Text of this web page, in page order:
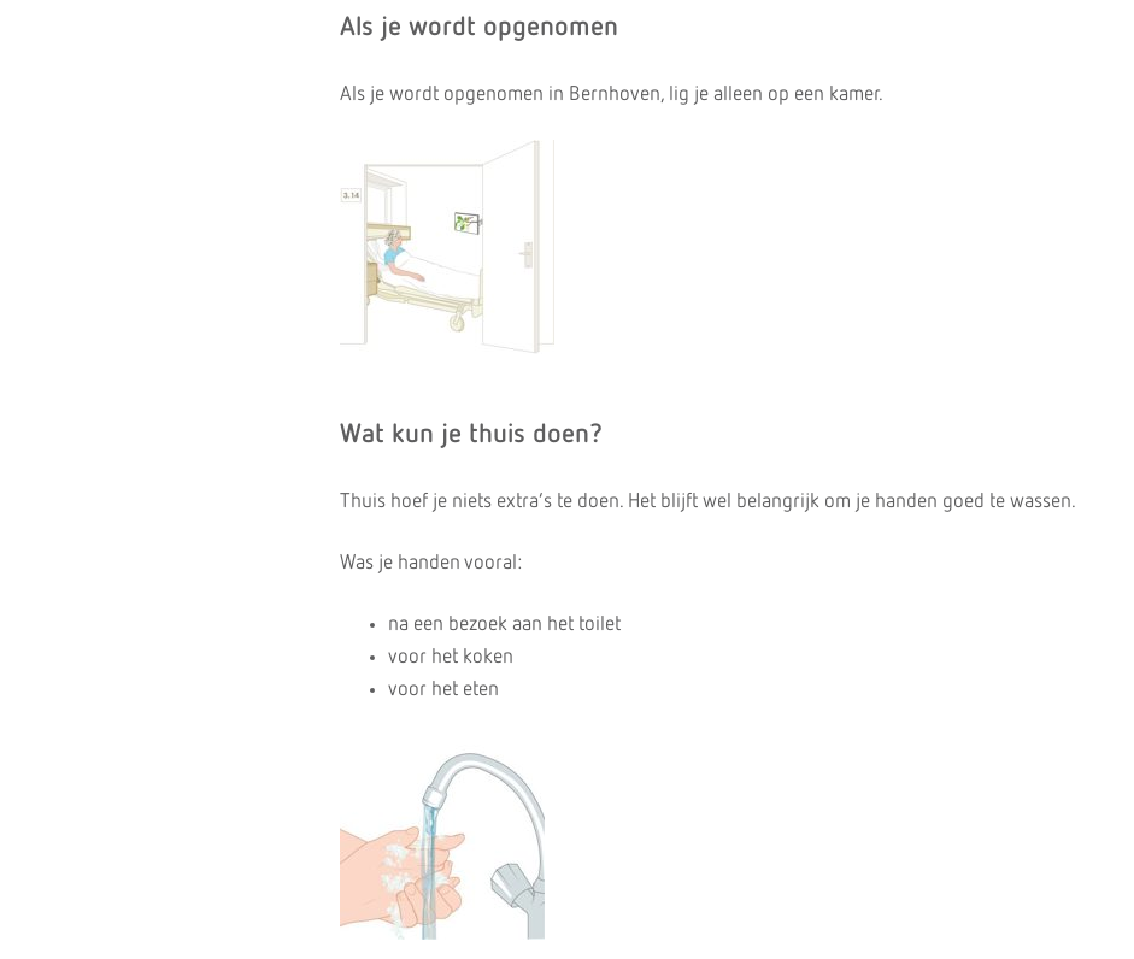
Als je wordt opgenomen
Als je wordt opgenomen in Bernhoven, lig je alleen op een kamer.
Wat kun je thuis doen?
Thuis hoef je niets extra’s te doen. Het blijft wel belangrijk om je handen goed te wassen.
Was je handen vooral:
na een bezoek aan het toilet
voor het koken
voor het eten